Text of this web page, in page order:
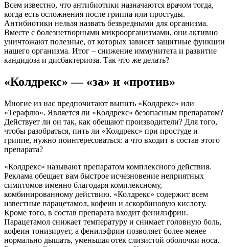
Всем известно, что антибиотики назначаются врачом тогда,
когда есть осложнения после гриппа или простуды.
Антибиотики нельзя назвать безвредными для организма.
Вместе с болезнетворными микроорганизмами, они активно
уничтожают полезные, от которых зависят защитные функции
нашего организма. Итог – снижение иммунитета и развитие
кандидоза и дисбактериоза. Так что же делать?
«Колдрекс» — «за» и «против»
Многие из нас предпочитают выпить «Колдрекс» или
«Терафлю». Является ли «Колдрекс» безопасным препаратом?
Действует ли он так, как обещают производители? Для того,
чтобы разобраться, пить ли «Колдрекс» при простуде и
гриппе, нужно поинтересоваться: а что входит в состав этого
препарата?
«Колдрекс» называют препаратом комплексного действия.
Реклама обещает вам быстрое исчезновение неприятных
симптомов именно благодаря комплексному,
комбинированному действию. «Колдрекс» содержит всем
известные парацетамол, кофеин и аскорбиновую кислоту.
Кроме того, в состав препарата входит фенилэфрин.
Парацетамол снижает температуру и снимает головную боль,
кофеин тонизирует, а фенилэфрин позволяет более-менее
нормально дышать, уменьшая отек слизистой оболочки носа.